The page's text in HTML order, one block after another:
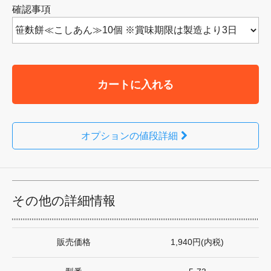
確認事項
カートに入れる
オプションの値段詳細
その他の詳細情報
販売価格 1,940円(内税)